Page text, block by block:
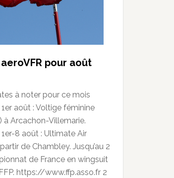
aeroVFR pour août
à noter pour ce mois
1er août : Voltige féminine
à Arcachon-Villemarie.
1er-8 août : Ultimate Air
de Chambley. Jusqu’au 2
de France en wingsuit
https://www.ffp.asso.fr 2